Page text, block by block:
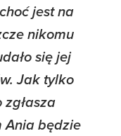
jest na
nikomu
się jej
Jak tylko
zgłasza
Ania będzie